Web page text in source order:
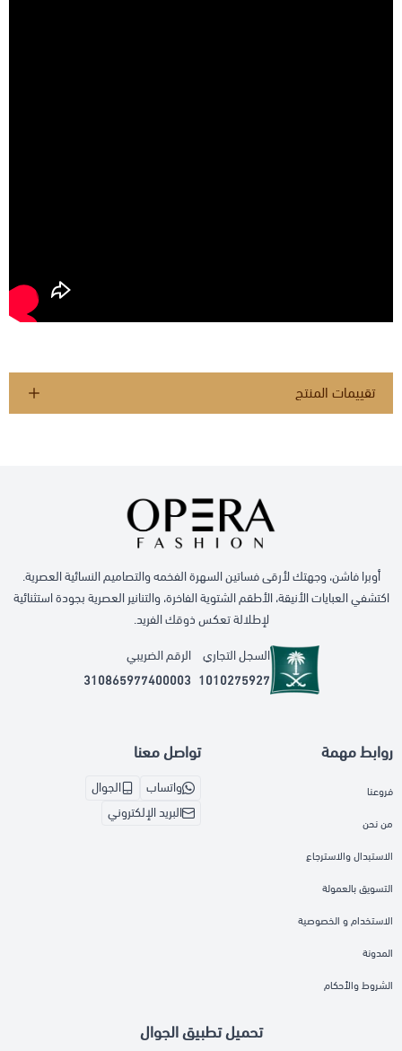
تقييمات المنتج
أوبرا فاشن، وجهتك لأرقى فساتين السهرة الفخمه والتصاميم النسائية العصرية.
اكتشفي العبايات الأنيقة، الأطقم الشتوية الفاخرة، والتنانير العصرية بجودة استثنائية
لإطلالة تعكس ذوقك الفريد.
السجل التجاري
1010275927
الرقم الضريبي
310865977400003
روابط مهمة
فروعنا
من نحن
الاستبدال والاسترجاع
التسويق بالعمولة
الاستخدام و الخصوصية
المدونة
الشروط والأحكام
تواصل معنا
واتساب
الجوال
البريد الإلكتروني
تحميل تطبيق الجوال